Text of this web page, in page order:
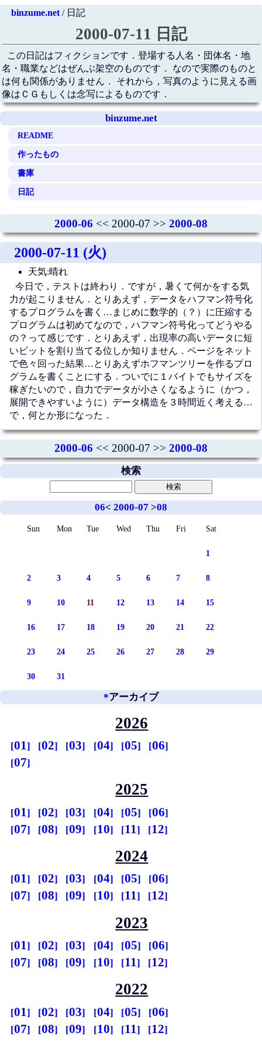
binzume.net/ 日記
2000-07-11 日記
この日記はフィクションです．登場する人名・団体名・地
名・職業などはぜんぶ架空のものです． なので実際のものと
は何も関係がありません． それから，写真のように見える画
像はＣＧもしくは念写によるものです．
binzume.net
README
作ったもの
書庫
日記
2000-06 << 2000-07 >> 2000-08
2000-07-11 (火)
天気:晴れ
今日で，テストは終わり．ですが，暑くて何かをする気
力が起こりません．とりあえず，データをハフマン符号化
するプログラムを書く…まじめに数学的（？）に圧縮する
プログラムは初めてなので，ハフマン符号化ってどうやる
の？って感じです．とりあえず，出現率の高いデータに短
いビットを割り当てる位しか知りません．ページをネット
で色々回った結果…とりあえずホフマンツリーを作るプロ
グラムを書くことにする．ついでに１バイトでもサイズを
稼ぎたいので，自力でデータが小さくなるように（かつ，
展開できやすいように）データ構造を３時間近く考える…
で，何とか形になった．
2000-06 << 2000-07 >> 2000-08
検索
06< 2000-07 >08
Sun Mon Tue Wed Thu Fri Sat
1
2 3 4 5 6 7 8
9 10 11 12 13 14 15
16 17 18 19 20 21 22
23 24 25 26 27 28 29
30 31
*アーカイブ
2026
01 02 03 04 05
06
07
2025
01 02 03 04 05
06
07
08 09 10 11 12
2024
01 02 03 04 05
06
07
08 09 10 11 12
2023
01 02 03 04 05
06
07
08 09 10 11 12
2022
01 02 03 04 05
06
07
08 09 10 11 12